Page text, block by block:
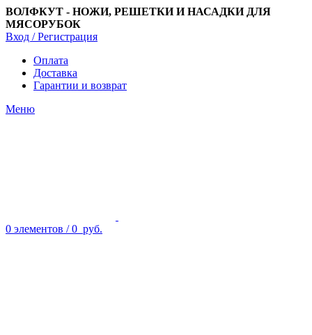
ВОЛФКУТ - НОЖИ, РЕШЕТКИ И НАСАДКИ ДЛЯ
МЯСОРУБОК
Вход / Регистрация
Оплата
Доставка
Гарантии и возврат
Меню
0 элементов / 0 руб.